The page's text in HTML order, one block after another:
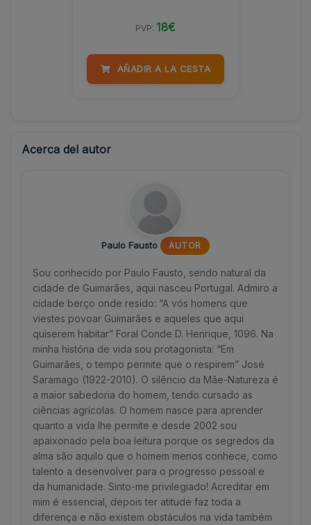
PVP: 18€
AÑADIR A LA CESTA
Acerca del autor
Paulo Fausto AUTOR
Sou conhecido por Paulo Fausto, sendo natural da
cidade de Guimarães, aqui nasceu Portugal. Admiro a
cidade berço onde resido: “A vós homens que
viestes povoar Guimarães e aqueles que aqui
quiserem habitar” Foral Conde D. Henrique, 1096. Na
minha história de vida sou protagonista: “Em
Guimarães, o tempo permite que o respirem” José
Saramago (1922-2010). O silêncio da Mãe-Natureza é
a maior sabedoria do homem, tendo cursado as
ciências agrícolas. O homem nasce para aprender
quanto a vida lhe permite e desde 2002 sou
apaixonado pela boa leitura porque os segredos da
alma são aquilo que o homem menos conhece, como
talento a desenvolver para o progresso pessoal e
da humanidade. Sinto-me privilegiado! Acreditar em
mim é essencial, depois ter atitude faz toda a
diferença e não existem obstáculos na vida também